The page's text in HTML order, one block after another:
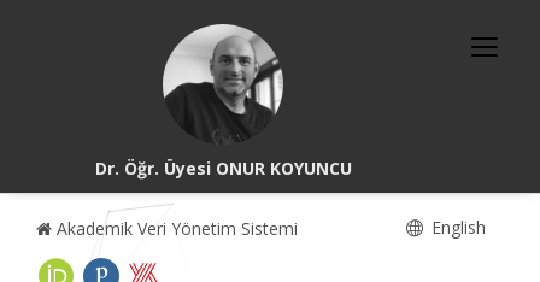
Dr. Öğr. Üyesi ONUR KOYUNCU
Akademik Veri Yönetim Sistemi English